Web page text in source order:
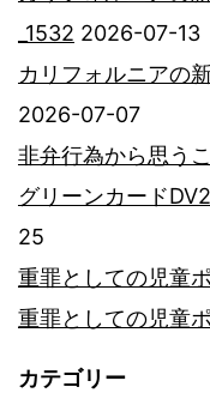
_1532 2026-07-13
カリフォルニアの
2026-07-07
非弁行為から思う
グリーンカード
25
重罪としての児童
重罪としての児童
カテゴリー